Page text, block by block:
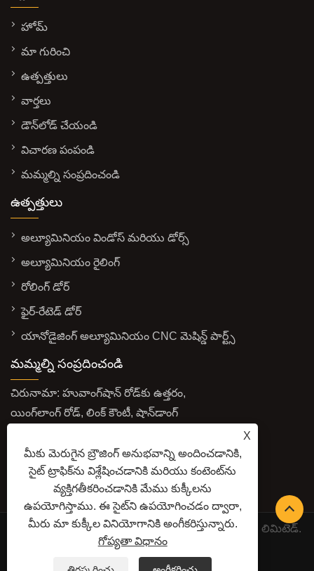
X
మీకు మెరుగైన బ్రౌజింగ్ అనుభవాన్ని అందించడానికి,
సైట్ ట్రాఫిక్‌ను విశ్లేషించడానికి మరియు కంటెంట్‌ను
వ్యక్తిగతీకరించడానికి మేము కుక్కీలను
ఉపయోగిస్తాము. ఈ సైట్‌ని ఉపయోగించడం ద్వారా,
మీరు మా కుక్కీల వినియోగానికి అంగీకరిస్తున్నారు.
గోప్యతా విధానం
హోమ్
మా గురించి
ఉత్పత్తులు
వార్తలు
డౌన్‌లోడ్ చేయండి
విచారణ పంపండి
మమ్మల్ని సంప్రదించండి
ఉత్పత్తులు
అల్యూమినియం విండోస్ మరియు డోర్స్
అల్యూమినియం రైలింగ్
రోలింగ్ డోర్
ఫైర్-రేటెడ్ డోర్
యానోడైజింగ్ అల్యూమినియం CNC మెషిన్డ్ పార్ట్స్
మమ్మల్ని సంప్రదించండి
చిరునామా: హువాంగ్‌షాన్ రోడ్‌కు ఉత్తరం,
యింగ్‌లాంగ్ రోడ్, లింక్ కౌంటీ, షాన్‌డాంగ్
ఇమెయిల్:
mingjuejinshu@gmail.com
+86-13406463210
కాపీరైట్ © 2026 Shandong Mingjue మెటల్ ప్రొడక్ట్స్ కో., లిమిటెడ్.
సర్వ హక్కులు ప్రత్యేకించబడ్డాయి.
SITEMAP RSS గోప్యతా విధానం